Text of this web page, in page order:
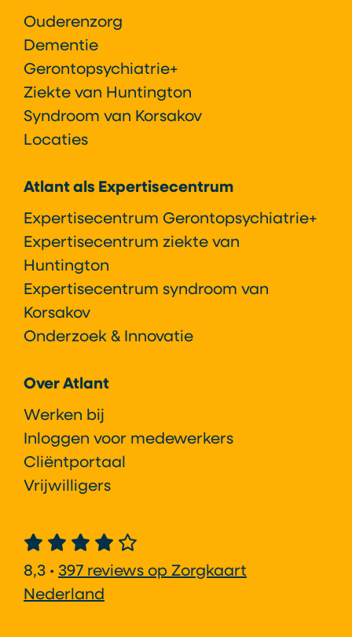
Ouderenzorg
Dementie
Gerontopsychiatrie+
Ziekte van Huntington
Syndroom van Korsakov
Locaties
Atlant als Expertisecentrum
Expertisecentrum Gerontopsychiatrie+
Expertisecentrum ziekte van
Huntington
Expertisecentrum syndroom van
Korsakov
Onderzoek & Innovatie
Over Atlant
Werken bij
Inloggen voor medewerkers
Cliëntportaal
Vrijwilligers
8,3 • 397 reviews op Zorgkaart
Nederland